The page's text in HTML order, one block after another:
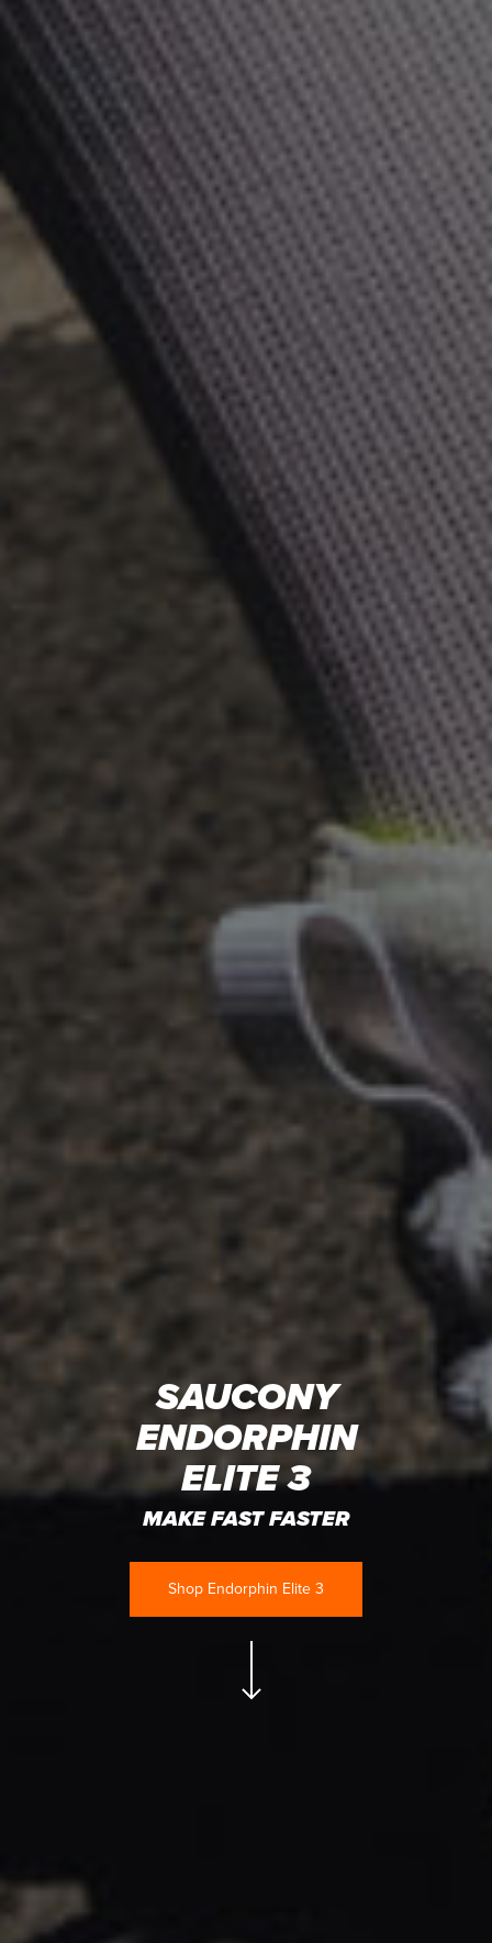
SAUCONY
ENDORPHIN
ELITE 3
MAKE FAST FASTER
Shop Endorphin Elite 3